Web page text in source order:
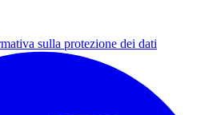
sulla protezione dei dati